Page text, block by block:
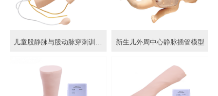
儿童股静脉与股动脉穿刺训练模型 新生儿外周中心静脉插管模型